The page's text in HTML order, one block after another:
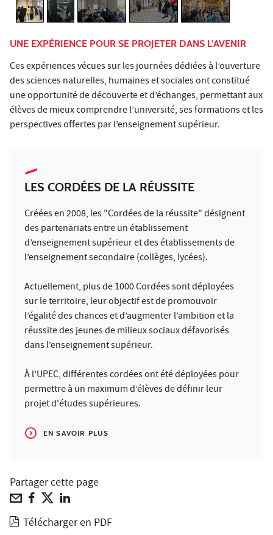
UNE EXPÉRIENCE POUR SE PROJETER DANS L’AVENIR
Ces expériences vécues sur les journées dédiées à l’ouverture
des sciences naturelles, humaines et sociales ont constitué
une opportunité de découverte et d’échanges, permettant aux
élèves de mieux comprendre l’université, ses formations et les
perspectives offertes par l’enseignement supérieur.
LES CORDÉES DE LA RÉUSSITE
Créées en 2008, les "Cordées de la réussite" désignent
des partenariats entre un établissement
d’enseignement supérieur et des établissements de
l’enseignement secondaire (collèges, lycées).
Actuellement, plus de 1000 Cordées sont déployées
sur le territoire, leur objectif est de promouvoir
l’égalité des chances et d’augmenter l’ambition et la
réussite des jeunes de milieux sociaux défavorisés
dans l’enseignement supérieur.
À l’UPEC, différentes cordées ont été déployées pour
permettre à un maximum d’élèves de définir leur
projet d'études supérieures.
EN SAVOIR PLUS
Partager cette page
Télécharger en PDF